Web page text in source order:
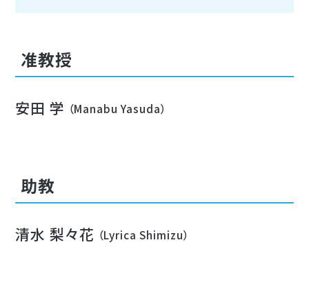
准教授
安田 学 （Manabu Yasuda）
助教
清水 梨々花 （Lyrica Shimizu）